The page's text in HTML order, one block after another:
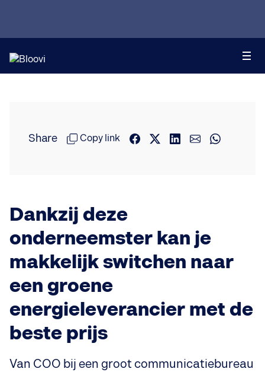
Share Copy link
Dankzij deze
onderneemster kan je
makkelijk switchen naar
een groene
energieleverancier met de
beste prijs
Van COO bij een groot communicatiebureau